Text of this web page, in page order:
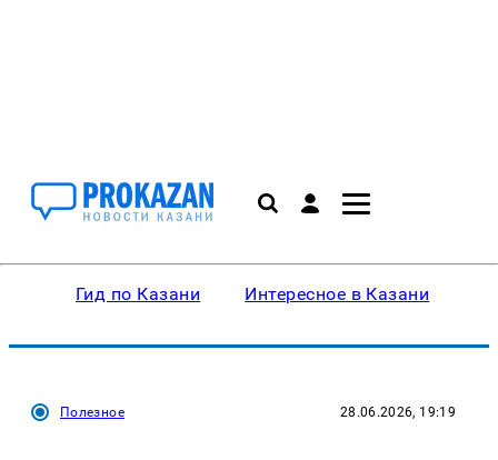
Гид по Казани Интересное в Казани
Полезное 28.06.2026, 19:19